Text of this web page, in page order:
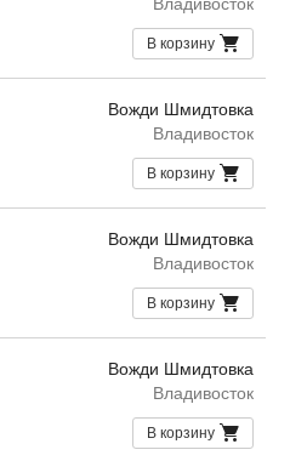
В корзину
Вожди Шмидтовка
Владивосток
В корзину
Вожди Шмидтовка
Владивосток
В корзину
Вожди Шмидтовка
Владивосток
В корзину